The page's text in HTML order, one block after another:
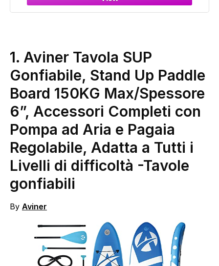
1. Aviner Tavola SUP
Gonfiabile, Stand Up Paddle
Board 150KG Max/Spessore
6”, Accessori Completi con
Pompa ad Aria e Pagaia
Regolabile, Adatta a Tutti i
Livelli di difficoltà -Tavole
gonfiabili
By Aviner